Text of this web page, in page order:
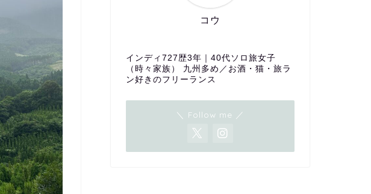
コウ
インディ727歴3年｜40代ソロ旅女子
（時々家族） 九州多め／お酒・猫・旅ラ
ン好きのフリーランス
＼ Follow me ／